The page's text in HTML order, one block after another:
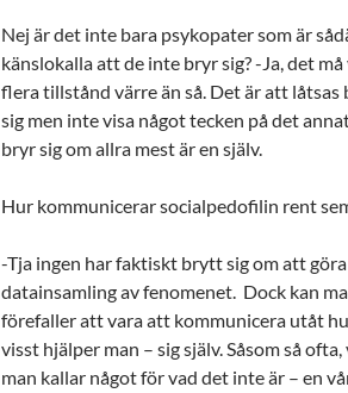
Nej är det inte bara psykopater som är
känslokalla att de inte bryr sig? -Ja, det
flera tillstånd värre än så. Det är att låtsas
sig men inte visa något tecken på det
bryr sig om allra mest är en själv.
Hur kommunicerar socialpedofilin rent
-Tja ingen har faktiskt brytt sig om att
datainsamling av fenomenet. Dock kan
förefaller att vara att kommunicera utåt
visst hjälper man – sig själv. Såsom så
man kallar något för vad det inte är – en